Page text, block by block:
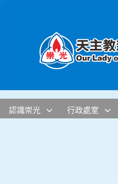
認識崇光 行政處室